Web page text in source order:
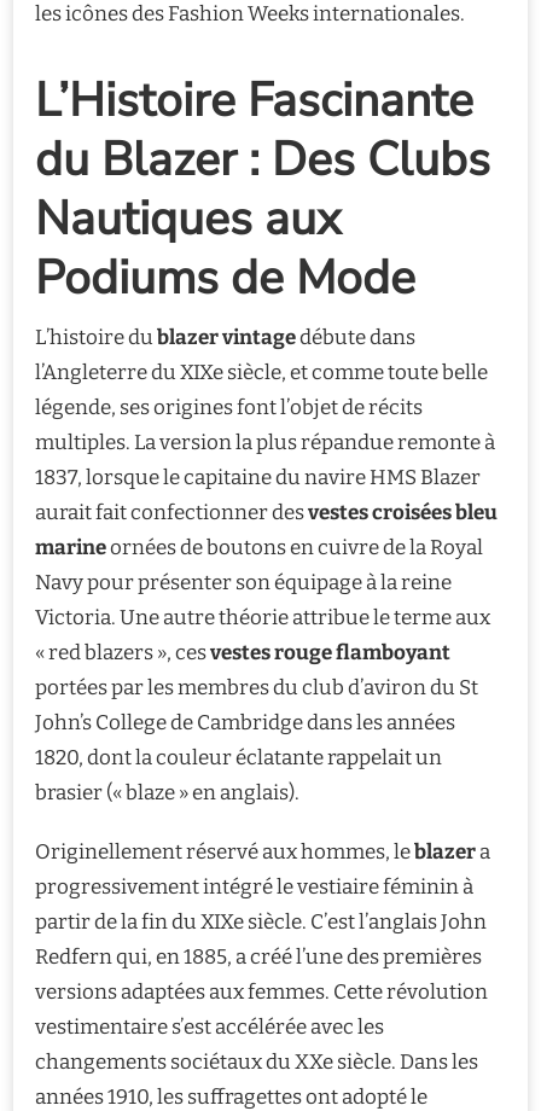
les icônes des Fashion Weeks internationales.
L’Histoire Fascinante
du Blazer : Des Clubs
Nautiques aux
Podiums de Mode
L’histoire dublazer vintagedébute dans
l’Angleterre du XIXe siècle, et comme toute belle
légende, ses origines font l’objet de récits
multiples. La version la plus répandue remonte à
1837, lorsque le capitaine du navire HMS Blazer
aurait fait confectionner desvestes croisées bleu
marineornées de boutons en cuivre de la Royal
Navy pour présenter son équipage à la reine
Victoria. Une autre théorie attribue le terme aux
« red blazers », cesvestes rouge flamboyant
portées par les membres du club d’aviron du St
John’s College de Cambridge dans les années
1820, dont la couleur éclatante rappelait un
brasier (« blaze » en anglais).
Originellement réservé aux hommes, leblazera
progressivement intégré le vestiaire féminin à
partir de la fin du XIXe siècle. C’est l’anglais John
Redfern qui, en 1885, a créé l’une des premières
versions adaptées aux femmes. Cette révolution
vestimentaire s’est accélérée avec les
changements sociétaux du XXe siècle. Dans les
années 1910, les suffragettes ont adopté le